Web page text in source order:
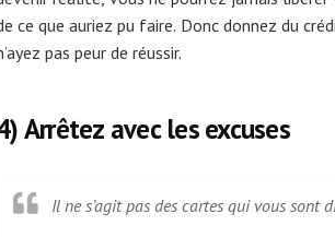
ce que auriez pu faire. Donc donnez du
pas peur de réussir.
Arrêtez avec les excuses
Il ne s’agit pas des cartes qui vous sont